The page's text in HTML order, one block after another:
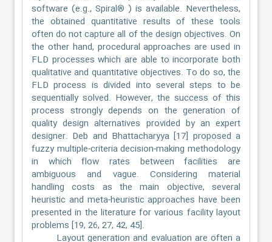
software (e.g., Spiral® ) is available. Nevertheless,
the obtained quantitative results of these tools
often do not capture all of the design objectives. On
the other hand, procedural approaches are used in
FLD processes which are able to incorporate both
qualitative and quantitative objectives. To do so, the
FLD process is divided into several steps to be
sequentially solved. However, the success of this
process strongly depends on the generation of
quality design alternatives provided by an expert
designer. Deb and Bhattacharyya [17] proposed a
fuzzy multiple-criteria decision-making methodology
in which flow rates between facilities are
ambiguous and vague. Considering material
handling costs as the main objective, several
heuristic and meta-heuristic approaches have been
presented in the literature for various facility layout
problems [19, 26, 27, 42, 45].
Layout generation and evaluation are often a